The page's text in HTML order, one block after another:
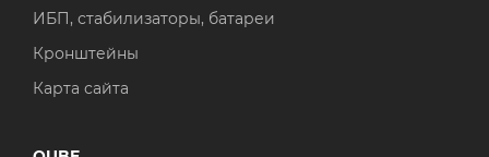
ИБП, стабилизаторы, батареи
Кронштейны
Карта сайта